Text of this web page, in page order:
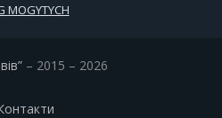
MOGYTYCH
– 2015 – 2026